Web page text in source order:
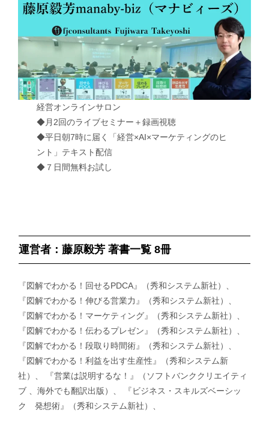
経営オンラインサロン
◆月2回のライブセミナー＋録画視聴
◆平日朝7時に届く「経営×AI×マーケティングのヒ
ント」テキスト配信
◆７日間無料お試し
運営者：藤原毅芳 著書一覧 8冊
『図解でわかる！回せるPDCA』（秀和システム新社）、
『図解でわかる！伸びる営業力』（秀和システム新社）、
『図解でわかる！マーケティング』（秀和システム新社）、
『図解でわかる！伝わるプレゼン』（秀和システム新社）、
『図解でわかる！段取り時間術』（秀和システム新社）、
『図解でわかる！利益を出す生産性』（秀和システム新
社）、 『営業は説明するな！』（ソフトバンククリエイティ
ブ 、海外でも翻訳出版）、 『ビジネス・スキルズベーシッ
ク 発想術』（秀和システム新社）、